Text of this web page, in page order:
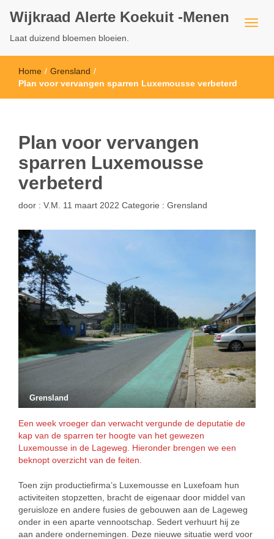
Wijkraad Alerte Koekuit -Menen
Laat duizend bloemen bloeien.
Home / Grensland /
Plan voor vervangen sparren Luxemousse verbeterd
Plan voor vervangen
sparren Luxemousse
verbeterd
door : V.M. 11 maart 2022 Categorie : Grensland
Grensland
Een week vroeger dan verwacht vergunde de deputatie de
kap van de sparren ter hoogte van het gewezen
Luxemousse in de Lageweg. Hieronder brengen we een
beknopt overzicht van de feiten.
Toen zijn productiefirma’s Luxemousse en Luxefoam hun
activiteiten stopzetten, bracht de eigenaar door middel van
geruisloze en andere fusies de gebouwen aan de Lageweg
onder in een aparte vennootschap. Sedert verhuurt hij ze
aan andere ondernemingen. Deze nieuwe situatie werd voor